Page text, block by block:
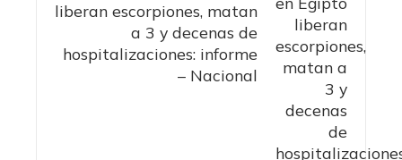
liberan escorpiones, matan
a 3 y decenas de
hospitalizaciones: informe
– Nacional